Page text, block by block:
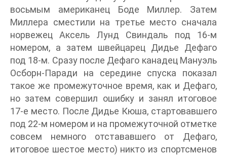
восьмым американец Боде Миллер. Затем
Миллера сместили на третье место сначала
норвежец Аксель Лунд Свиндаль под 16-м
номером, а затем швейцарец Дидье Дефаго
под 18-м. Сразу после Дефаго канадец Мануэль
Осборн-Паради на середине спуска показал
такое же промежуточное время, как и Дефаго,
но затем совершил ошибку и занял итоговое
17‑е место. После Дидье Кюша, стартовавшего
под 22-м номером и на промежуточной отметке
совсем немного отстававшего от Дефаго,
итоговое шестое место) никто из спортсменов